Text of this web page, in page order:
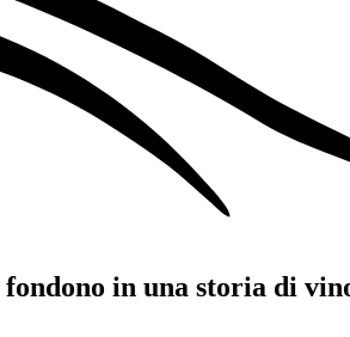
in una storia di